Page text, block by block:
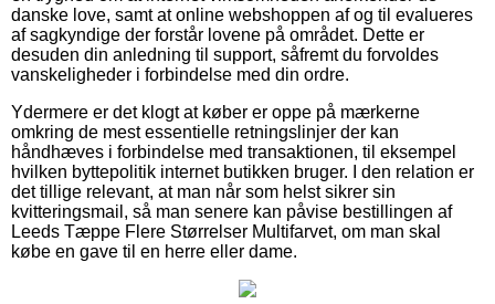
danske love, samt at online webshoppen af og til evalueres
af sagkyndige der forstår lovene på området. Dette er
desuden din anledning til support, såfremt du forvoldes
vanskeligheder i forbindelse med din ordre.
Ydermere er det klogt at køber er oppe på mærkerne
omkring de mest essentielle retningslinjer der kan
håndhæves i forbindelse med transaktionen, til eksempel
hvilken byttepolitik internet butikken bruger. I den relation er
det tillige relevant, at man når som helst sikrer sin
kvitteringsmail, så man senere kan påvise bestillingen af
Leeds Tæppe Flere Størrelser Multifarvet, om man skal
købe en gave til en herre eller dame.